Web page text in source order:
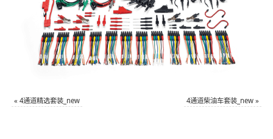
« 4通道精选套装_new 4通道柴油车套装_new »